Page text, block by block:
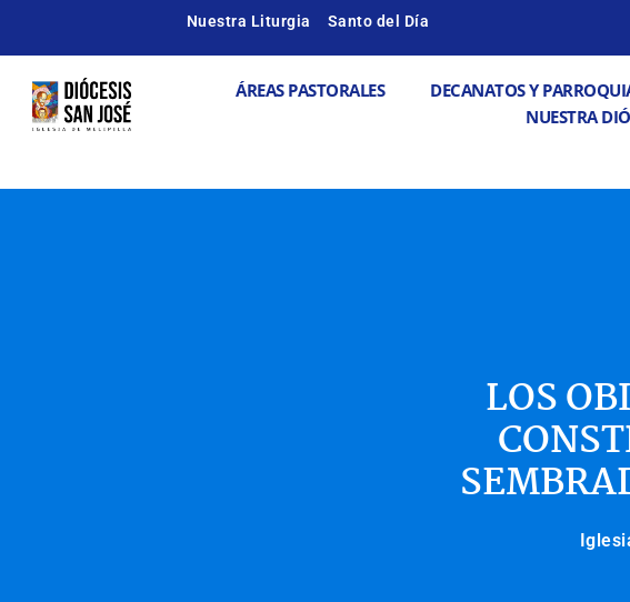
Nuestra Liturgia Santo del Día
ÁREAS PASTORALES Abrir ÁREAS PASTORALES
DECANATOS Y
NUESTRA
LOS